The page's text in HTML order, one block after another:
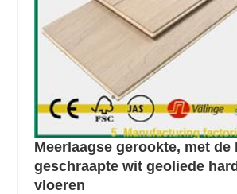
Meerlaagse gerookte, met de
geschraapte wit geoliede
vloeren